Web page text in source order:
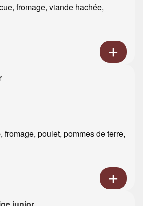
fromage, viande hachée,
fromage, poulet, pommes de terre,